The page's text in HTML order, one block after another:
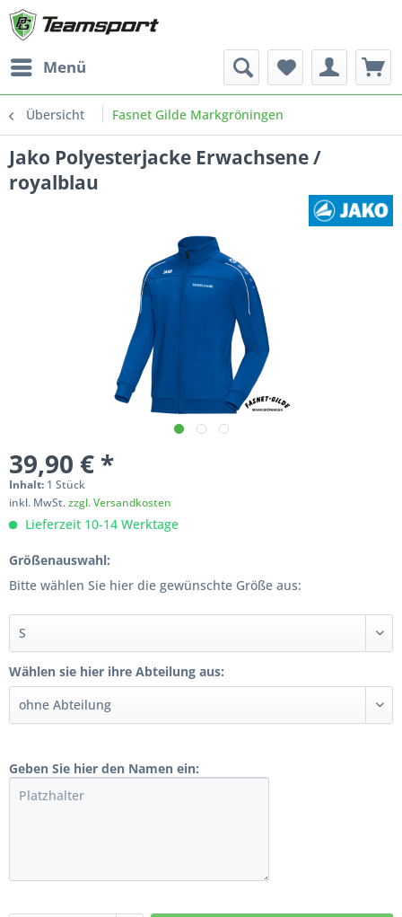
Menü
Übersicht Fasnet Gilde Markgröningen
Jako Polyesterjacke Erwachsene /
royalblau
39,90 € *
Inhalt: 1 Stück
inkl. MwSt.zzgl. Versandkosten
Lieferzeit 10-14 Werktage
Größenauswahl:
Bitte wählen Sie hier die gewünschte Größe aus:
Wählen sie hier ihre Abteilung aus:
Geben Sie hier den Namen ein: